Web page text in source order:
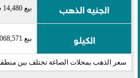
الجنيه الذهب بيع 14,480 شراء 14,800
الكيلو بيع 2,068,571 شراء 2,114,286
سعر الذهب بمحلات الصاغة تختلف بين